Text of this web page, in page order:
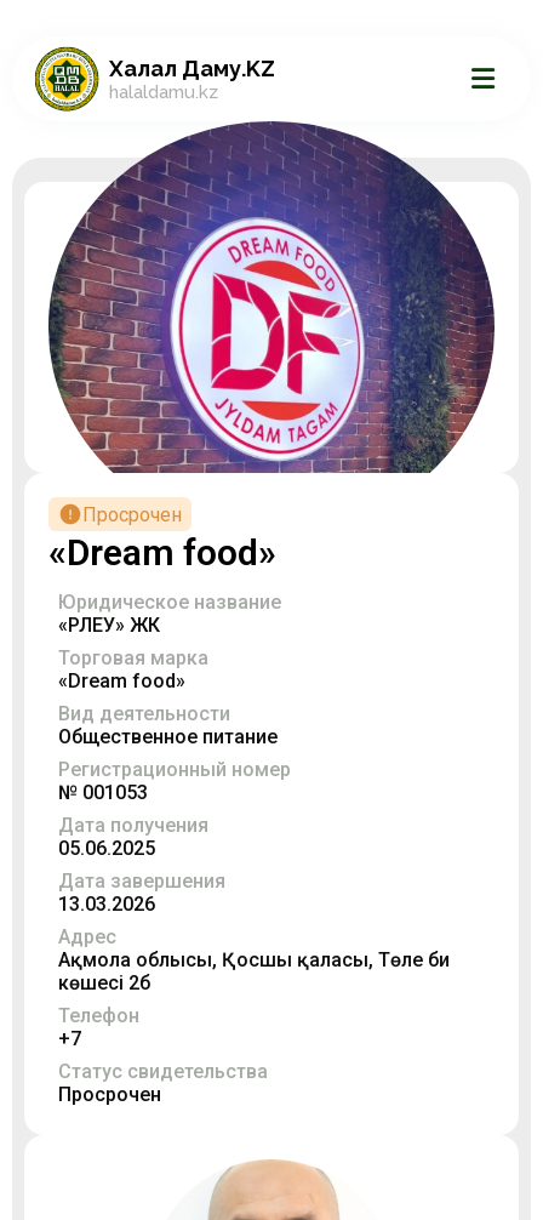
Халал Даму.KZ
halaldamu.kz
Просрочен
«Dream food»
Юридическое название
«ӨРЛЕУ» ЖК
Торговая марка
«Dream food»
Вид деятельности
Общественное питание
Регистрационный номер
№ 001053
Дата получения
05.06.2025
Дата завершения
13.03.2026
Адрес
Ақмола облысы, Қосшы қаласы, Төле би
көшесі 2б
Телефон
+7
Статус свидетельства
Просрочен